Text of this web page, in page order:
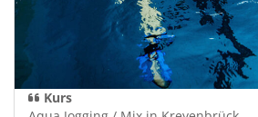
Kurs